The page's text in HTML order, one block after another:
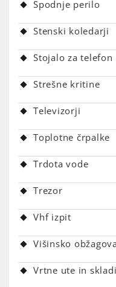
Spodnje perilo
Stenski koledarji
Stojalo za telefon
Strešne kritine
Televizorji
Toplotne črpalke
Trdota vode
Trezor
Vhf izpit
Višinsko
Vrtne ute in